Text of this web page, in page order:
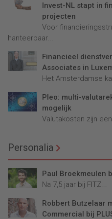
Invest-NL stapt in
projecten
Voor
hanteerbaar...
Financieel
Associates in
Het Amsterdamse
Pleo: multi-
mogelijk
Valutakosten zijn een
Personalia
Paul Broekmeulen
Na 7,5 jaar bij FITZ...
Robbert Butzelaar
Commercial bij